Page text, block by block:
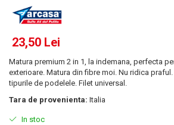
Parfum de camere
Produse de dezinfectare
Rola scame
Sac menajer
Servetel
Produse pentru coafat
Produse pentru curatarea tenului
Sampon
Sapun lichid, sapun
Sare de baie
Tratament pentru par, conditioner
23,50 Lei
Matura premium 2 in 1, la indemana, perfecta
exterioare. Matura din fibre moi. Nu ridica
tipurile de podelele. Filet universal.
Tara de provenienta: Italia
In stoc